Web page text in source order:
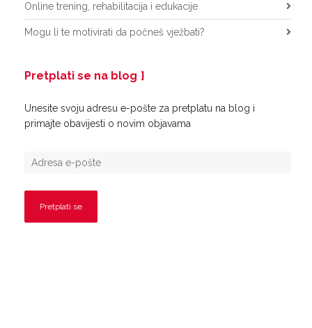
Online trening, rehabilitacija i edukacije
Mogu li te motivirati da počneš vježbati?
Pretplati se na blog
Unesite svoju adresu e-pošte za pretplatu na blog i
primajte obavijesti o novim objavama